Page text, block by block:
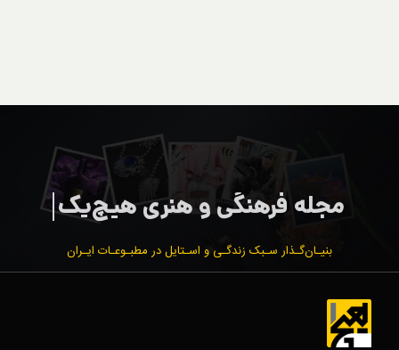
بنیـان‌گـذار سـبک زندگـی و اسـتایل در مطبـوعـات ایـران